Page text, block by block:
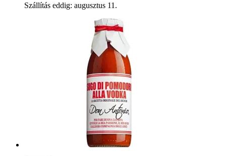
Szállítás eddig: augusztus 11.